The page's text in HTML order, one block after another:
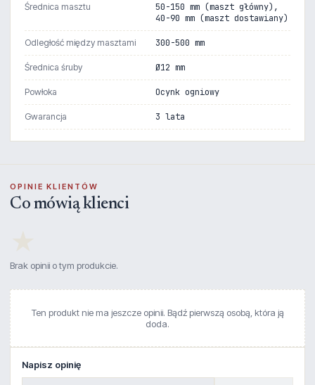
Średnica masztu
50-150 mm (maszt główny),
40-90 mm (maszt dostawiany)
Odległość między masztami 300-500 mm
Średnica śruby Ø12 mm
Powłoka Ocynk ogniowy
Gwarancja 3 lata
OPINIE KLIENTÓW
Co mówią klienci
Brak opinii o tym produkcie.
Ten produkt nie ma jeszcze opinii. Bądź pierwszą osobą, która ją
doda.
Napisz opinię